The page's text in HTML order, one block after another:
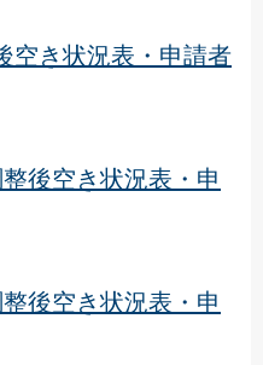
空き状況表・申請者
後空き状況表・申
後空き状況表・申